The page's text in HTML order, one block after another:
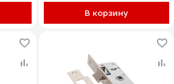
В корзину